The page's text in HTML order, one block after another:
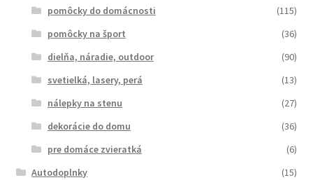
pomôcky do domácnosti
(115)
pomôcky na šport
(36)
dielňa, náradie, outdoor
(90)
svetielká, lasery, perá
(13)
nálepky na stenu
(27)
dekorácie do domu
(36)
pre domáce zvieratká
(6)
Autodoplnky
(15)